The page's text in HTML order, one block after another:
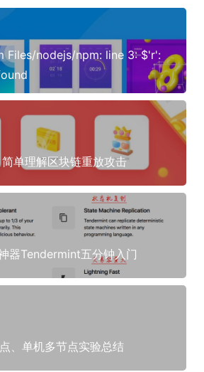
Files/nodejs/npm: line 3: $'r':
单理解区块链重放攻击
器Tendermint五分钟入门
、单机多节点实验总结